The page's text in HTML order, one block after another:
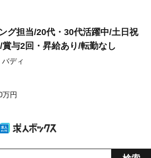
グ担当/20代・30代活躍中/土日祝
与2回・昇給あり/転勤なし
ディ
万円